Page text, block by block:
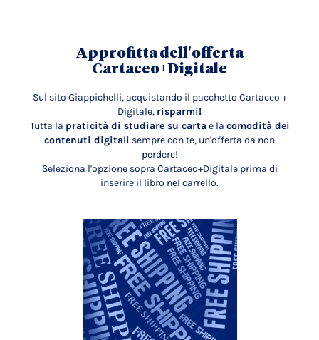
Approfitta dell'offerta
Cartaceo+Digitale
Sul sito Giappichelli, acquistando il pacchetto Cartaceo +
Digitale, risparmi!
Tutta la praticità di studiare su carta e la comodità dei
contenuti digitali sempre con te, un'offerta da non
perdere!
Seleziona l'opzione sopra Cartaceo+Digitale prima di
inserire il libro nel carrello.